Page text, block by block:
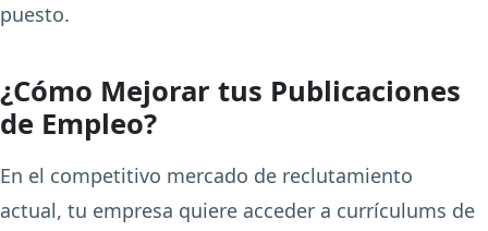
puesto.
¿Cómo Mejorar tus Publicaciones
de Empleo?
En el competitivo mercado de reclutamiento
actual, tu empresa quiere acceder a currículums de